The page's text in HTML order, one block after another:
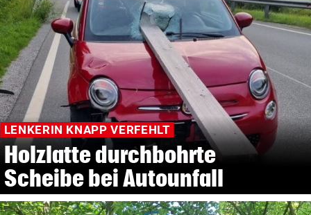
LENKERIN KNAPP VERFEHLT
Holzlatte durchbohrte
Scheibe bei Autounfall